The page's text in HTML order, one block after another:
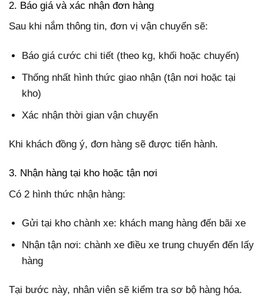
2. Báo giá và xác nhận đơn hàng
Sau khi nắm thông tin, đơn vị vận chuyển sẽ:
Báo giá cước chi tiết (theo kg, khối hoặc chuyến)
Thống nhất hình thức giao nhận (tận nơi hoặc tại
kho)
Xác nhận thời gian vận chuyển
Khi khách đồng ý, đơn hàng sẽ được tiến hành.
3. Nhận hàng tại kho hoặc tận nơi
Có 2 hình thức nhận hàng:
Gửi tại kho chành xe: khách mang hàng đến bãi xe
Nhận tận nơi: chành xe điều xe trung chuyển đến lấy
hàng
Tại bước này, nhân viên sẽ kiểm tra sơ bộ hàng hóa.